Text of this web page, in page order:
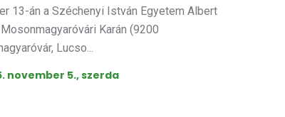
13-án a Széchenyi István Egyetem Albert
Karán (9200
Lucso...
november 5., szerda